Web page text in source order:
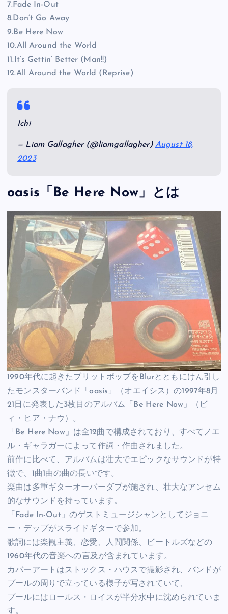
7.Fade In-Out
8.Don’t Go Away
9.Be Here Now
10.All Around the World
11.It’s Gettin’ Better (Man!!)
12.All Around the World (Reprise)
Ichi
— Liam Gallagher (@liamgallagher) August 18,
2023
oasis「Be Here Now」とは
1990年代に起きたブリットポップをBlurとともにけん引し
たモンスターバンド「oasis」（オエイシス）の1997年8月
21日に発表した3枚目のアルバム「Be Here Now」（ビ
ィ・ヒア・ナウ）。
「Be Here Now」は全12曲で構成されており、すべてノエ
ル・ギャラガーによって作詞・作曲されました。
前作に比べて、アルバムは壮大でエピックなサウンドが特
徴で、1曲1曲の曲の長いです。
楽曲は多重ギターオーバーダブが施され、壮大なアンセム
的なサウンドを持っています。
「Fade In-Out」のゲストミュージシャンとしてジョニ
ー・デップがスライドギターで参加。
歌詞には楽観主義、恋愛、人間関係、ビートルズなどの
1960年代の音楽への言及が含まれています。
カバーアートはストックス・ハウスで撮影され、バンドが
プールの周りで立っている様子が写されていて、
プールにはロールス・ロイスが半分水中に沈められていま
す。